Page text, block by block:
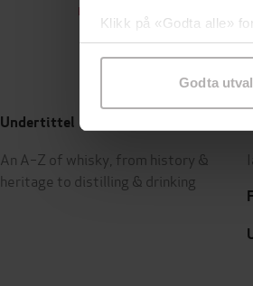
Klikk på «Godta alle»
samtykke til spesifikke
Godta
EBOK
Undertittel
An A–Z of whisky, from history &
heritage to distilling & drinking